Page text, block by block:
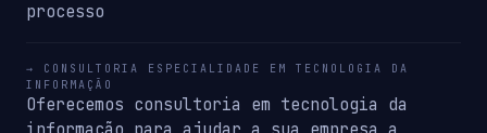
processo
→ CONSULTORIA ESPECIALIDADE EM TECNOLOGIA DA
INFORMAÇÃO
Oferecemos consultoria em tecnologia da